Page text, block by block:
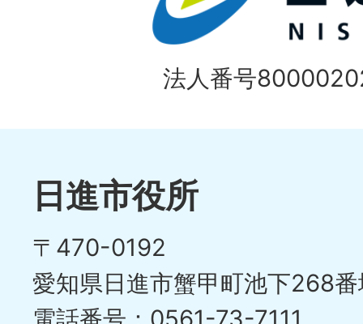
法人番号
日進市役所
〒470-0192
愛知県日進市蟹甲町池下268